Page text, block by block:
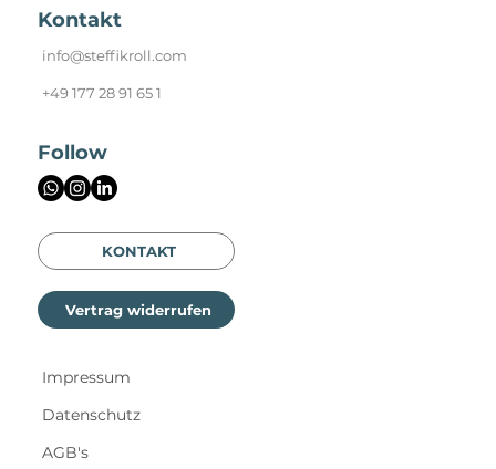
Kontakt
info@steffikroll.com
+49 177 28 91 65 1
Follow
KONTAKT
Vertrag widerrufen
Impressum
Datenschutz
AGB's